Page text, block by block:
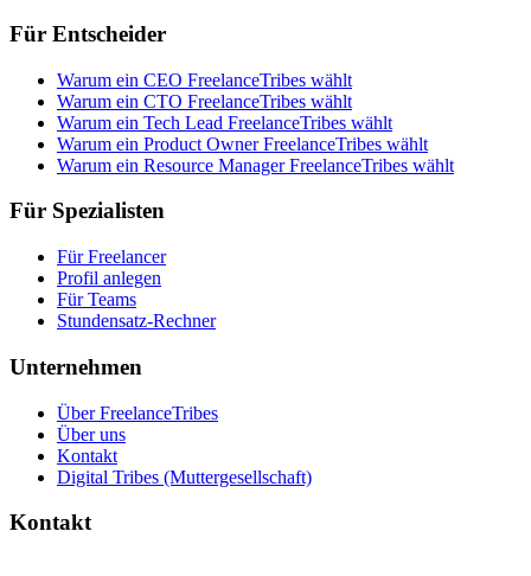
Für Entscheider
Warum ein CEO FreelanceTribes wählt
Warum ein CTO FreelanceTribes wählt
Warum ein Tech Lead FreelanceTribes wählt
Warum ein Product Owner FreelanceTribes wählt
Warum ein Resource Manager FreelanceTribes wählt
Für Spezialisten
Für Freelancer
Profil anlegen
Für Teams
Stundensatz-Rechner
Unternehmen
Über FreelanceTribes
Über uns
Kontakt
Digital Tribes (Muttergesellschaft)
Kontakt